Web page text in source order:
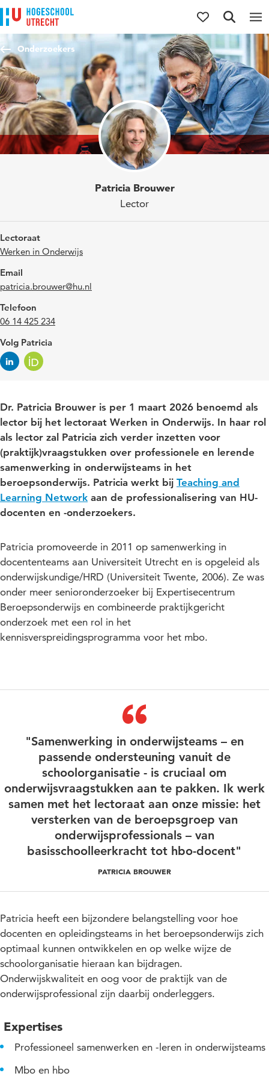
Direct naar de inhoud
Direct naar de hoofdnavigatie
Direct naar de zoekfunctie
Onderzoekers
Patricia Brouwer
Lector
Lectoraat
Werken in Onderwijs
Email
patricia.brouwer@hu.nl
Telefoon
06 14 425 234
Volg Patricia
Dr. Patricia Brouwer is per 1 maart 2026 benoemd als
lector bij het lectoraat Werken in Onderwijs. In haar rol
als lector zal Patricia zich verder inzetten voor
(praktijk)vraagstukken over professionele en lerende
samenwerking in onderwijsteams in het
beroepsonderwijs. Patricia werkt bij Teaching and
Learning Network aan de professionalisering van HU-
docenten en -onderzoekers.
Patricia promoveerde in 2011 op samenwerking in
docententeams aan Universiteit Utrecht en is opgeleid als
onderwijskundige/HRD (Universiteit Twente, 2006). Ze was
onder meer senioronderzoeker bij Expertisecentrum
Beroepsonderwijs en combineerde praktijkgericht
onderzoek met een rol in het
kennisverspreidingsprogramma voor het mbo.
"Samenwerking in onderwijsteams – en
passende ondersteuning vanuit de
schoolorganisatie - is cruciaal om
onderwijsvraagstukken aan te pakken. Ik werk
samen met het lectoraat aan onze missie: het
versterken van de beroepsgroep van
onderwijsprofessionals – van
basisschoolleerkracht tot hbo-docent"
PATRICIA BROUWER
Patricia heeft een bijzondere belangstelling voor hoe
docenten en opleidingsteams in het beroepsonderwijs zich
optimaal kunnen ontwikkelen en op welke wijze de
schoolorganisatie hieraan kan bijdragen.
Onderwijskwaliteit en oog voor de praktijk van de
onderwijsprofessional zijn daarbij onderleggers.
Expertises
Professioneel samenwerken en -leren in onderwijsteams
Mbo en hbo